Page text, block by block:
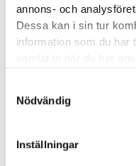
annons- och
Dessa kan i sin tur
information som du har
Nödvändig
Inställningar
Land
Bransch